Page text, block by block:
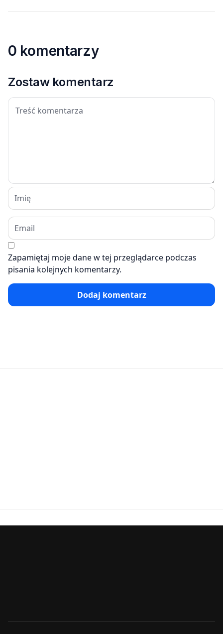
0 komentarzy
Zostaw komentarz
Zapamiętaj moje dane w tej przeglądarce podczas
pisania kolejnych komentarzy.
Dodaj komentarz